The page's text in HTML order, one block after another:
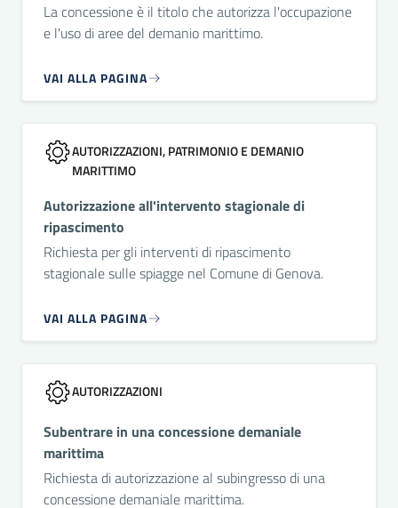
La concessione è il titolo che autorizza l'occupazione
e l'uso di aree del demanio marittimo.
VAI ALLA PAGINA
AUTORIZZAZIONI, PATRIMONIO E DEMANIO
MARITTIMO
Autorizzazione all'intervento stagionale di
ripascimento
Richiesta per gli interventi di ripascimento
stagionale sulle spiagge nel Comune di Genova.
VAI ALLA PAGINA
AUTORIZZAZIONI
Subentrare in una concessione demaniale
marittima
Richiesta di autorizzazione al subingresso di una
concessione demaniale marittima.